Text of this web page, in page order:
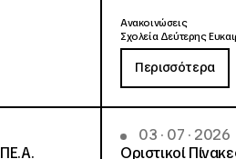
Ανακοινώσεις
Σχολεία Δεύτερης
Περισσότερα
03 · 07 · 2026
Οριστικοί